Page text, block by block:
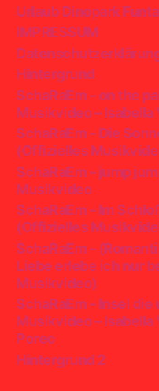
Urlaub Dinopark
IMPRESSUM
Hintergrund
SchaRaEm – on the
Musikvideo – Isabella
SchaRaEm – Die
(Offizielles
SchaRaEm – jump
Musikvideo
SchaRaEm – Im
(Offizielles
SchaRaEm –
Liebe erlebe ich nur
Musikvideo)
SchaRaEm – Insel
Musikvideo – Isabella
Porec
Hintergrund 2